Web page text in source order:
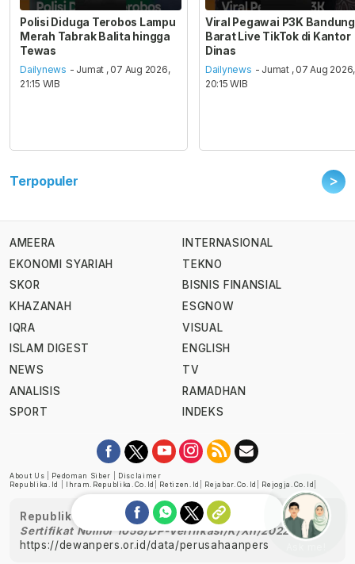
Polisi Diduga Terobos Lampu
Merah Tabrak Balita hingga
Tewas
Dailynews - Jumat , 07 Aug 2026,
21:15 WIB
Viral Pegawai P3K Bandung
Barat Live TikTok di Kantor
Dinas
Dailynews - Jumat , 07 Aug 2026,
20:15 WIB
Terpopuler >
AMEERA
EKONOMI SYARIAH
SKOR
KHAZANAH
IQRA
ISLAM DIGEST
NEWS
ANALISIS
SPORT
INTERNASIONAL
TEKNO
BISNIS FINANSIAL
ESGNOW
VISUAL
ENGLISH
TV
RAMADHAN
INDEKS
About Us Pedoman Siber
Disclaimer
Republika.id
Ihram.republika.co.id Retizen.id Rejabar.co.id Rejogja.co.id
Republika telah diverifikasi oleh Dewan Pers
Sertifikat Nomor 1058/DP-Verifikasi/K/XII/2022
https://dewanpers.or.id/data/perusahaanpers